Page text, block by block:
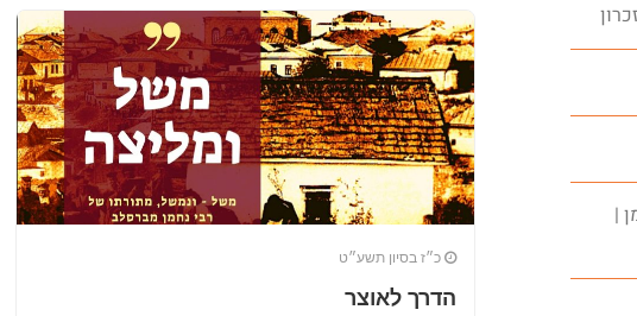
|
כ״ז בסיון תשע״ט
הדרך לאוצר
מחפשים בית כנסת או מוסד
ברסלב?
הכירו את האינדקס החדש והמקיף של בתי כנסת
תורה, כתובות ודרכי הגעה בלחיצת כפתור.